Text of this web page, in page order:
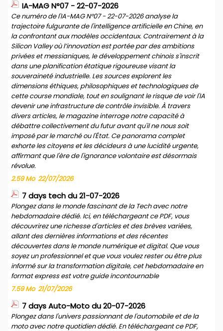
IA-MAG N°07 - 22-07-2026
Ce numéro de l'IA-MAG N°07 - 22-07-2026 analyse la
trajectoire fulgurante de l'intelligence artificielle en Chine, en
la confrontant aux modèles occidentaux. Contrairement à la
Silicon Valley où l’innovation est portée par des ambitions
privées et messianiques, le développement chinois s'inscrit
dans une planification étatique rigoureuse visant la
souveraineté industrielle. Les sources explorent les
dimensions éthiques, philosophiques et technologiques de
cette course mondiale, tout en soulignant le risque de voir l'IA
devenir une infrastructure de contrôle invisible. À travers
divers articles, le magazine interroge notre capacité à
débattre collectivement du futur avant qu'il ne nous soit
imposé par le marché ou l'État. Ce panorama complet
exhorte les citoyens et les décideurs à une lucidité urgente,
affirmant que l'ère de l'ignorance volontaire est désormais
révolue.
2.59 Mo 22/07/2026
7 days tech du 21-07-2026
Plongez dans le monde fascinant de la Tech avec notre
hebdomadaire dédié. Ici, en téléchargeant ce PDF, vous
découvrirez une richesse d'articles et des brèves variées,
allant des dernières informations et des récentes
découvertes dans le monde numérique et digital. Que vous
soyez un professionnel et que vous voulez rester ou être plus
informé sur la transformation digitale, cet hebdomadaire en
format express est votre guide incontournable
7.59 Mo 21/07/2026
7 days Auto-Moto du 20-07-2026
Plongez dans l'univers passionnant de l'automobile et de la
moto avec notre quotidien dédié. En téléchargeant ce PDF,